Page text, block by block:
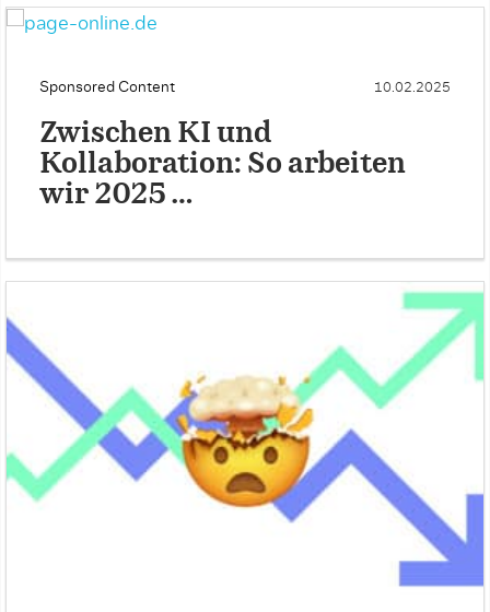
Sponsored Content 10.02.2025
Zwischen KI und
Kollaboration: So arbeiten
wir 2025 …